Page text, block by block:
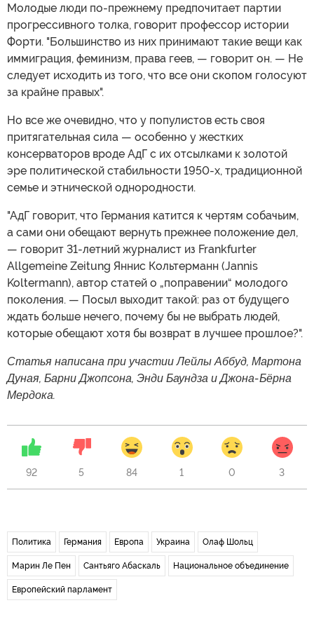
Молодые люди по-прежнему предпочитает партии
прогрессивного толка, говорит профессор истории
Форти. "Большинство из них принимают такие вещи как
иммиграция, феминизм, права геев, — говорит он. — Не
следует исходить из того, что все они скопом голосуют
за крайне правых".
Но все же очевидно, что у популистов есть своя
притягательная сила — особенно у жестких
консерваторов вроде АдГ с их отсылками к золотой
эре политической стабильности 1950-х, традиционной
семье и этнической однородности.
"АдГ говорит, что Германия катится к чертям собачьим,
а сами они обещают вернуть прежнее положение дел,
— говорит 31-летний журналист из Frankfurter
Allgemeine Zeitung Яннис Кольтерманн (Jannis
Koltermann), автор статей о „поправении“ молодого
поколения. — Посыл выходит такой: раз от будущего
ждать больше нечего, почему бы не выбрать людей,
которые обещают хотя бы возврат в лучшее прошлое?".
Статья написана при участии Лейлы Аббуд, Мартона
Дуная, Барни Джопсона, Энди Баундза и Джона-Бёрна
Мердока.
92 5 84 1 0 3
Политика Германия Европа Украина Олаф Шольц
Марин Ле Пен Сантьяго Абаскаль Национальное объединение
Европейский парламент